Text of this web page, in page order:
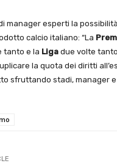
manager esperti la
calcio italiano: “La
tanto e la Liga due volte
la quota dei diritti
sfruttando stadi, manager e